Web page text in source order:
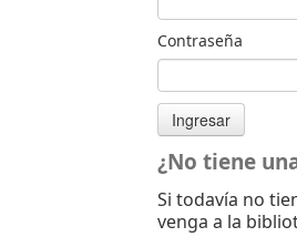
Contraseña
¿No tiene
Si todavía no
venga a la